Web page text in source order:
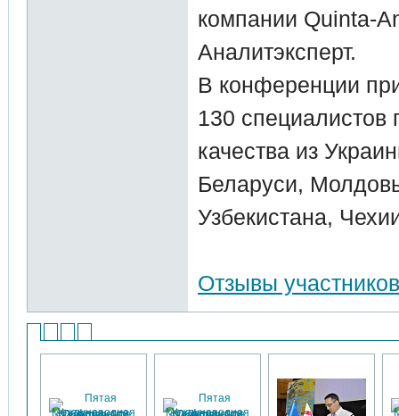
компании Quinta-
Аналитэксперт.
В конференции
130 специалистов
качества из
Беларуси,
Узбекистана,
Отзывы